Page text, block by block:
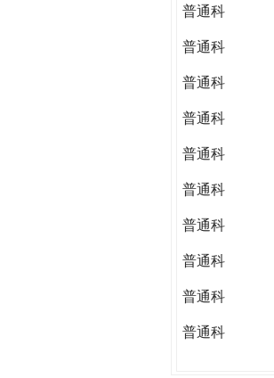
普通科
普通科
普通科
普通科
普通科
普通科
普通科
普通科
普通科
普通科